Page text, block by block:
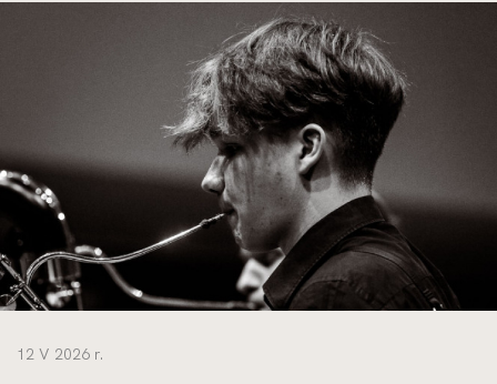
kliknięcie
spowoduje
powiększenie
zdjęcia
do
rozmiarów
oryginalnych
12 V 2026 r.